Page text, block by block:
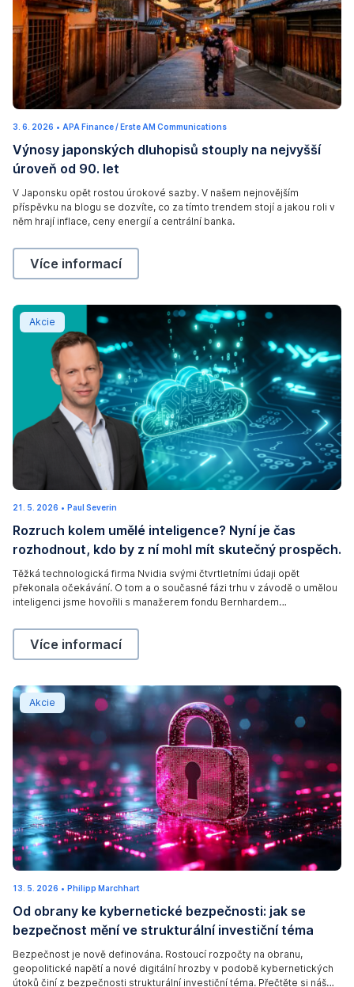
3. 6. 2026 1
.
6
.
0
2
6
• APA Finance / Erste AM Communications
Výnosy japonských dluhopisů stouply na nejvyšší
úroveň od 90. let
V Japonsku opět rostou úrokové sazby. V našem nejnovějším
příspěvku na blogu se dozvíte, co za tímto trendem stojí a jakou roli v
něm hrají inflace, ceny energií a centrální banka.
Výnosy japonských dluhopisů stouply na nejvyšší
Více informací
Akcie
Rozruch kolem umělé inteligence? Nyní je čas
21. 5. 2026 1
6
.
2
2
6
• Paul Severin
Rozruch kolem umělé inteligence? Nyní je čas
rozhodnout, kdo by z ní mohl mít skutečný prospěch.
Těžká technologická firma Nvidia svými čtvrtletními údaji opět
překonala očekávání. O tom a o současné fázi trhu v závodě o umělou
inteligenci jsme hovořili s manažerem fondu Bernhardem
Rozruch kolem umělé inteligence? Nyní je čas
Více informací
Akcie
g
i
t
a
Od obrany ke kybernetické bezpečnosti: jak se
13. 5. 2026 1
6
.
2
6
• Philipp Marchhart
Od obrany ke kybernetické bezpečnosti: jak se
bezpečnost mění ve strukturální investiční téma
Bezpečnost je nově definována. Rostoucí rozpočty na obranu,
geopolitické napětí a nové digitální hrozby v podobě kybernetických
útoků činí z bezpečnosti strukturální investiční téma. Přečtěte si náš